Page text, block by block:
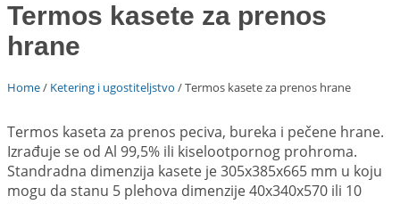
Termos kasete za prenos
hrane
Home/ Ketering i ugostiteljstvo / Termos kasete za prenos hrane
Termos kaseta za prenos peciva, bureka i pečene hrane.
Izrađuje se od Al 99,5% ili kiselootpornog prohroma.
Standradna dimenzija kasete je 305x385x665 mm u koju
mogu da stanu 5 plehova dimenzije 40x340x570 ili 10